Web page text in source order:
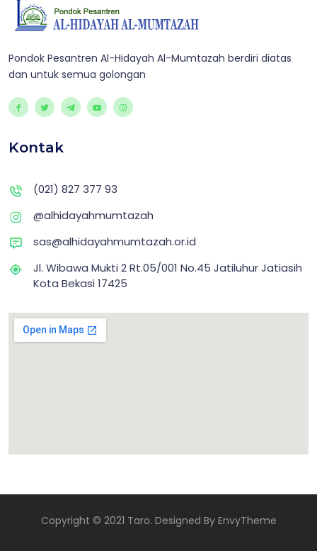
Pondok Pesantren Al-Hidayah Al-Mumtazah berdiri diatas
dan untuk semua golongan
Kontak
(021) 827 377 93
@alhidayahmumtazah
sas@alhidayahmumtazah.or.id
Jl. Wibawa Mukti 2 Rt.05/001 No.45 Jatiluhur Jatiasih
Kota Bekasi 17425
Copyright © 2021 Taro. Designed By EnvyTheme